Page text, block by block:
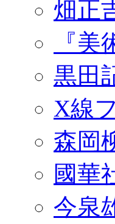
畑正
『
黒田
X線
森岡
國華
今泉